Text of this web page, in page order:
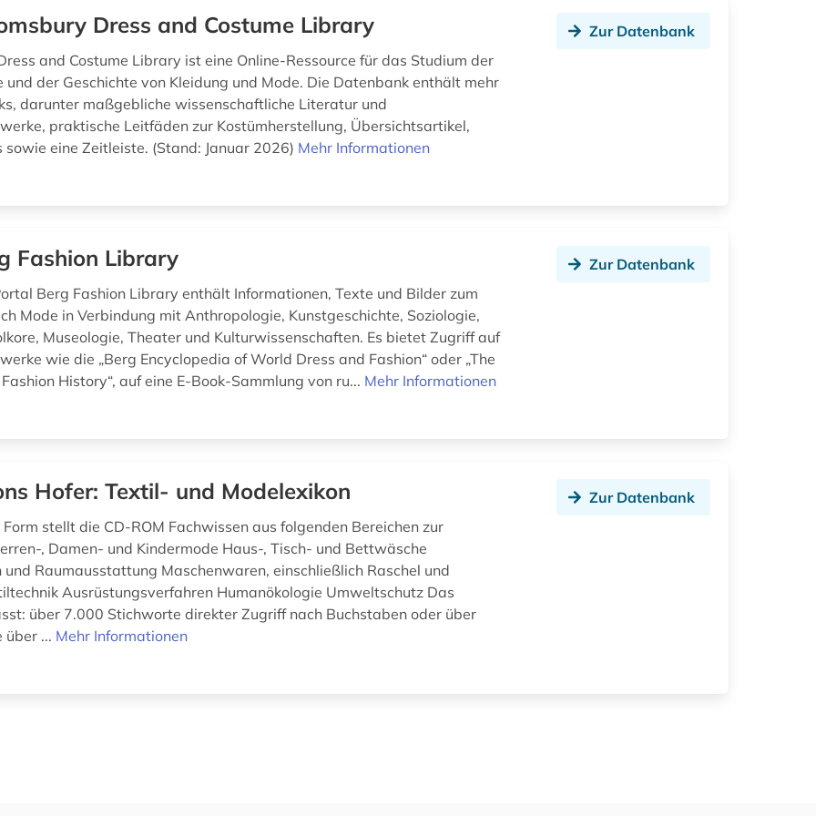
Dress and Costume Library
and Costume Library ist eine Online-Ressource für das Studium der
und der Geschichte von Kleidung und Mode. Die Datenbank enthält mehr
darunter maßgebliche wissenschaftliche Literatur und
praktische Leitfäden zur Kostümherstellung, Übersichtsartikel,
sowie eine Zeitleiste. (Stand: Januar 2026) Mehr Informationen
Zur Datenbank
Fashion Library
Berg Fashion Library enthält Informationen, Texte und Bilder zum
Mode in Verbindung mit Anthropologie, Kunstgeschichte, Soziologie,
Museologie, Theater und Kulturwissenschaften. Es bietet Zugriff auf
wie die „Berg Encyclopedia of World Dress and Fashion“ oder „The
History“, auf eine E-Book-Sammlung von ru... Mehr Informationen
Zur Datenbank
Hofer: Textil- und Modelexikon
stellt die CD-ROM Fachwissen aus folgenden Bereichen zur
, Damen- und Kindermode Haus-, Tisch- und Bettwäsche
Raumausstattung Maschenwaren, einschließlich Raschel und
Ausrüstungsverfahren Humanökologie Umweltschutz Das
über 7.000 Stichworte direkter Zugriff nach Buchstaben oder über
über ... Mehr Informationen
Zur Datenbank